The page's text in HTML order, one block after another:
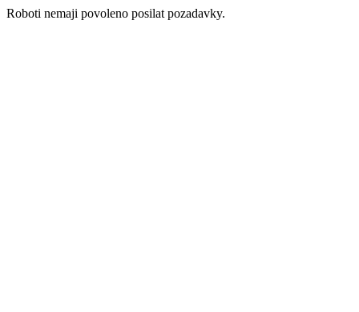
Roboti nemaji povoleno posilat pozadavky.